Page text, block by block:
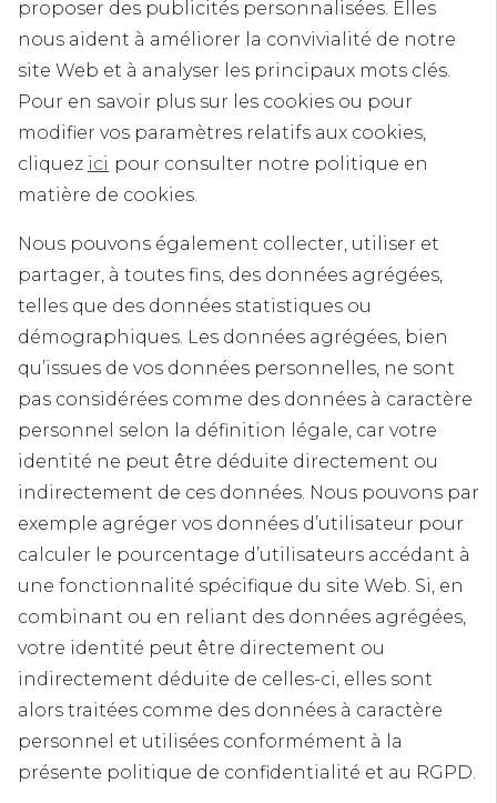
proposer des publicités personnalisées. Elles
nous aident à améliorer la convivialité de notre
site Web et à analyser les principaux mots clés.
Pour en savoir plus sur les cookies ou pour
modifier vos paramètres relatifs aux cookies,
cliquez ici pour consulter notre politique en
matière de cookies.
Nous pouvons également collecter, utiliser et
partager, à toutes fins, des données agrégées,
telles que des données statistiques ou
démographiques. Les données agrégées, bien
qu’issues de vos données personnelles, ne sont
pas considérées comme des données à caractère
personnel selon la définition légale, car votre
identité ne peut être déduite directement ou
indirectement de ces données. Nous pouvons par
exemple agréger vos données d’utilisateur pour
calculer le pourcentage d’utilisateurs accédant à
une fonctionnalité spécifique du site Web. Si, en
combinant ou en reliant des données agrégées,
votre identité peut être directement ou
indirectement déduite de celles-ci, elles sont
alors traitées comme des données à caractère
personnel et utilisées conformément à la
présente politique de confidentialité et au RGPD.